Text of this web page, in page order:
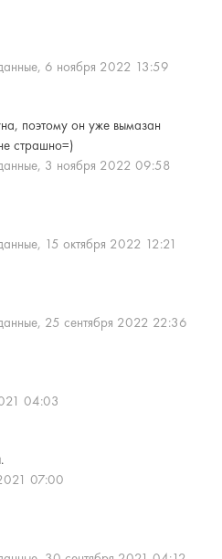
6 ноября 2022 13:59
поэтому он уже вымазан
страшно=)
3 ноября 2022 09:58
15 октября 2022 12:21
25 сентября 2022 22:36
04:03
07:00